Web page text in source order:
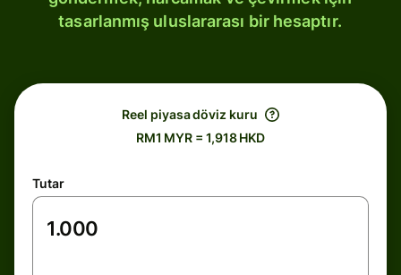
tasarlanmış uluslararası bir hesaptır.
Reel piyasa döviz kuru
RM1 MYR = 1,918 HKD
Tutar